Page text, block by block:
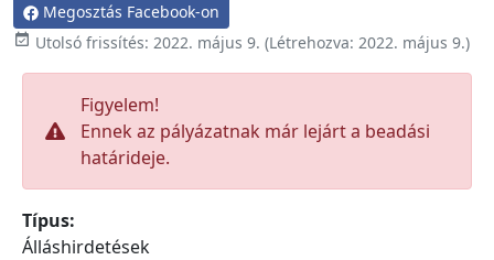
Megosztás Facebook-on
 Utolsó frissítés: 2022. május 9. (Létrehozva: 2022. május 9.)
Figyelem!
Ennek az pályázatnak már lejárt a beadási
határideje.
Típus:
Álláshirdetések